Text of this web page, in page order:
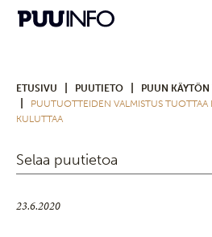
ETUSIVU PUUTIETO PUUN
PUUTUOTTEIDEN VALMISTUS
KULUTTAA
Selaa puutietoa
23.6.2020